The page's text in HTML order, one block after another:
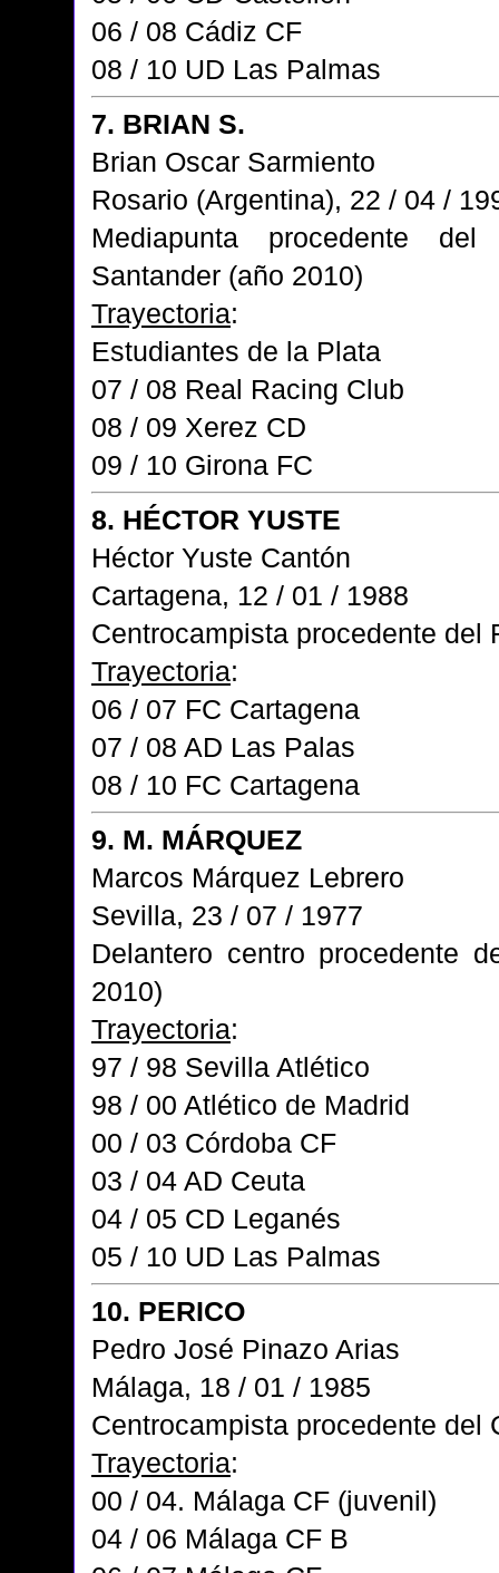
06 / 08 Cádiz CF
08 / 10 UD Las Palmas
7. BRIAN S.
Brian Oscar Sarmiento
Rosario (Argentina), 22 / 04 /
Mediapunta procedente
Santander (año 2010)
Trayectoria:
Estudiantes de la Plata
07 / 08 Real Racing Club
08 / 09 Xerez CD
09 / 10 Girona FC
8. HÉCTOR YUSTE
Héctor Yuste Cantón
Cartagena, 12 / 01 / 1988
Centrocampista procedente del
Trayectoria:
06 / 07 FC Cartagena
07 / 08 AD Las Palas
08 / 10 FC Cartagena
9. M. MÁRQUEZ
Marcos Márquez Lebrero
Sevilla, 23 / 07 / 1977
Delantero centro procedente
2010)
Trayectoria:
97 / 98 Sevilla Atlético
98 / 00 Atlético de Madrid
00 / 03 Córdoba CF
03 / 04 AD Ceuta
04 / 05 CD Leganés
05 / 10 UD Las Palmas
10. PERICO
Pedro José Pinazo Arias
Málaga, 18 / 01 / 1985
Centrocampista procedente del
Trayectoria:
00 / 04. Málaga CF (juvenil)
04 / 06 Málaga CF B